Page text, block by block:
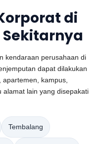
di
kendaraan perusahaan di
dapat dilakukan
kampus,
alamat lain yang disepakati
Tembalang